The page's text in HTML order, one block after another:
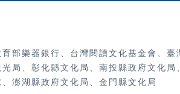
部樂器銀行、 台灣閱讀文化基金會、臺
局、彰化縣文化局、南投縣政府文化
澎湖縣政府文化局、金門縣文化局